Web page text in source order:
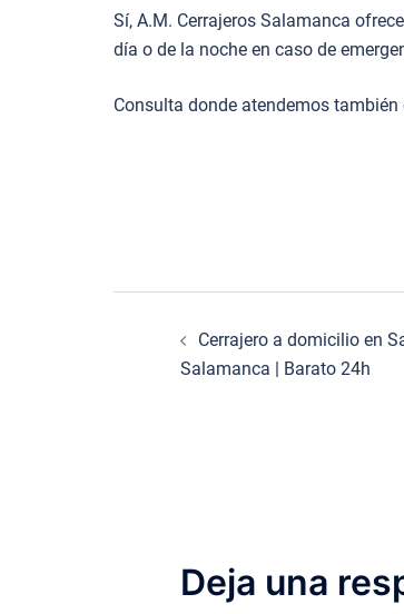
Sí, A.M. Cerrajeros Salamanca
día o de la noche en caso de
Consulta donde atendemos también
Navegación
Cerrajero a domicilio en
Salamanca | Barato 24h
Deja una